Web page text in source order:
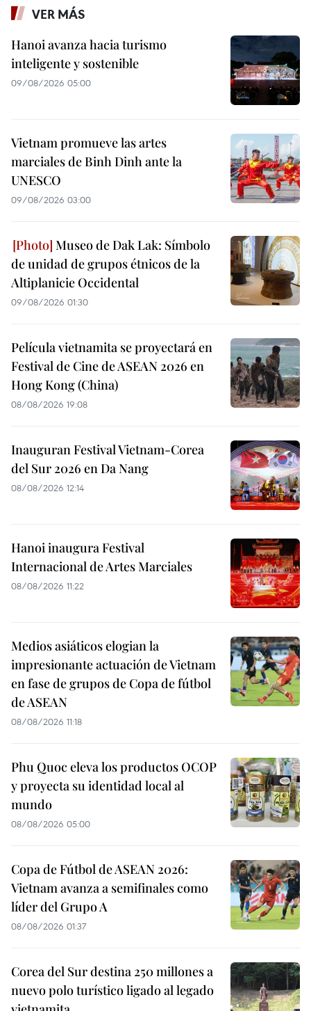
VER MÁS
Hanoi avanza hacia turismo
inteligente y sostenible
09/08/2026 05:00
Vietnam promueve las artes
marciales de Binh Dinh ante la
UNESCO
09/08/2026 03:00
Museo de Dak Lak: Símbolo
de unidad de grupos étnicos de la
Altiplanicie Occidental
09/08/2026 01:30
Película vietnamita se proyectará en
Festival de Cine de ASEAN 2026 en
Hong Kong (China)
08/08/2026 19:08
Inauguran Festival Vietnam-Corea
del Sur 2026 en Da Nang
08/08/2026 12:14
Hanoi inaugura Festival
Internacional de Artes Marciales
08/08/2026 11:22
Medios asiáticos elogian la
impresionante actuación de Vietnam
en fase de grupos de Copa de fútbol
de ASEAN
08/08/2026 11:18
Phu Quoc eleva los productos OCOP
y proyecta su identidad local al
mundo
08/08/2026 05:00
Copa de Fútbol de ASEAN 2026:
Vietnam avanza a semifinales como
líder del Grupo A
08/08/2026 01:37
Corea del Sur destina 250 millones a
nuevo polo turístico ligado al legado